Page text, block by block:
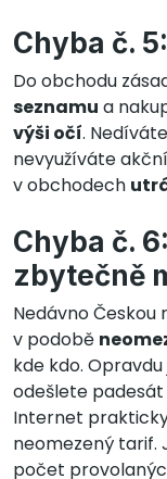
Chyba č.
Do obchodu
seznamu a
výši očí.
nevyužíváte
v obchodech
Chyba č.
zbytečně
Nedávno
v podobě
kde kdo.
odešlete padesát
Internet
neomezený tarif.
počet